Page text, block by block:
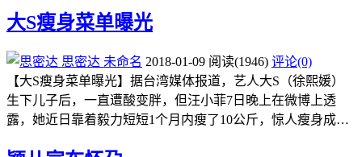
大S瘦身菜单曝光
思密达 未命名 2018-01-09 阅读(1946) 评论(0)
【大S瘦身菜单曝光】据台湾媒体报道，艺人大S（徐熙媛）
生下儿子后，一直遭酸变胖，但汪小菲7日晚上在微博上透
露，她近日靠着毅力短短1个月内瘦了10公斤，惊人瘦身成…